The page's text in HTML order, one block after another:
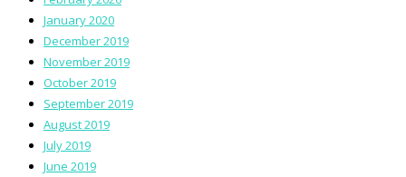
January 2020
December 2019
November 2019
October 2019
September 2019
August 2019
July 2019
June 2019